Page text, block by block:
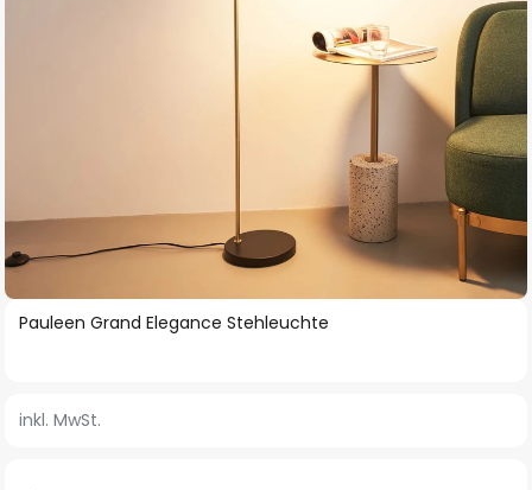
Zum
springen
Pauleen Grand Elegance Stehleuchte
inkl. MwSt.